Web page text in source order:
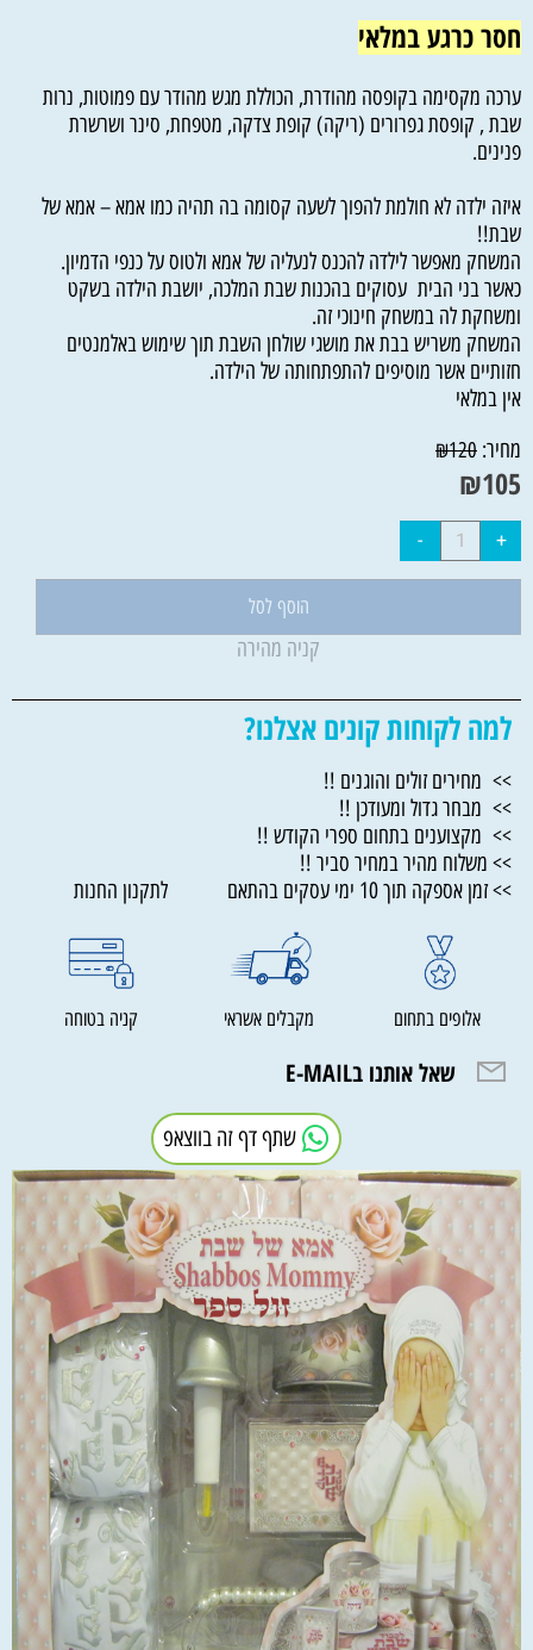
חסר כרגע במלאי
ערכה מקסימה בקופסה מהודרת, הכוללת מגש מהודר עם פמוטות, נרות
שבת , קופסת גפרורים (ריקה) קופת צדקה, מטפחת, סינר ושרשרת
פנינים.
איזה ילדה לא חולמת להפוך לשעה קסומה בה תהיה כמו אמא – אמא של
שבת!!
המשחק מאפשר לילדה להכנס לנעליה של אמא ולטוס על כנפי הדמיון.
כאשר בני הבית עסוקים בהכנות שבת המלכה, יושבת הילדה בשקט
ומשחקת לה במשחק חינוכי זה.
המשחק משריש בבת את מושגי שולחן השבת תוך שימוש באלמנטים
חזותיים אשר מוסיפים להתפתחותה של הילדה.
אין במלאי
מחיר:
₪120
₪105
הוסף לסל
קניה מהירה
למה לקוחות קונים אצלנו?
>> מחירים זולים והוגנים !!
>> מבחר גדול ומעודכן !!
>> מקצוענים בתחום ספרי הקודש !!
>> משלוח מהיר במחיר סביר !!
>> זמן אספקה תוך 10 ימי עסקים בהתאם לתקנון החנות
אלופים בתחום מקבלים אשראי קניה בטוחה
שאל אותנו בE-MAIL
שתף דף זה בווצאפ